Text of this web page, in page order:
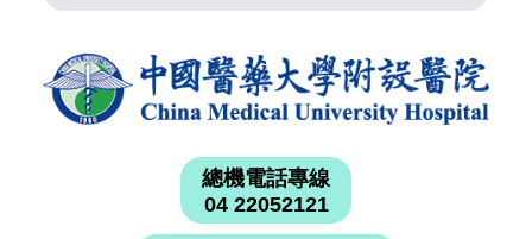
總機電話專線
04 22052121